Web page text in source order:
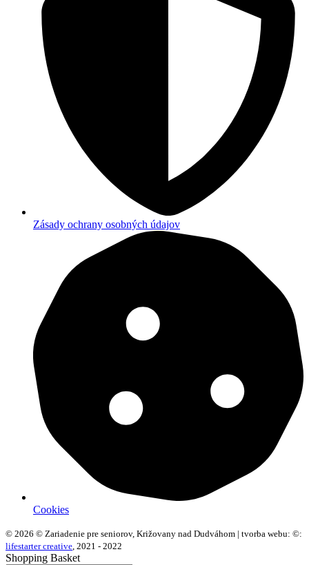
Zásady ochrany osobných údajov
Cookies
© 2026 © Zariadenie pre seniorov, Križovany nad Dudváhom | tvorba webu: ©:
lifestarter creative , 2021 - 2022
Shopping Basket